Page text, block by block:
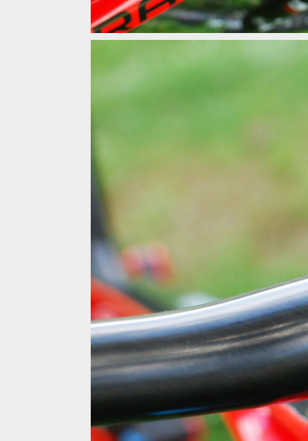
Test: kokpit a vodítko 77 desingz, když lehké není
Test: kokpit a vodítko 77 desingz, když lehké není
Test: kokpit a vodítko 77 desingz, když lehké není
Test: kokpit a vodítko 77 desingz, když lehké není